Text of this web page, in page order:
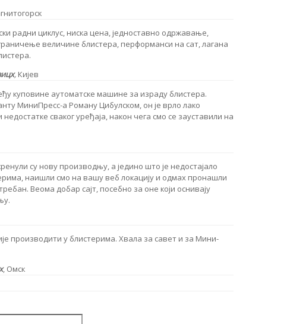
радни циклус, ниска цена, једноставно одржавање,
величине блистера, перформанси на сат, лагана
, Кијев
куповине аутоматске машине за израду блистера.
МиниПресс-а Роману Цибулском, он је врло лако
сваког уређаја, након чега смо се зауставили на
су нову производњу, а једино што је недостајало
наишли смо на вашу веб локацију и одмах пронашли
Веома добар сајт, посебно за оне који оснивају
производити у блистерима. Хвала за савет и за Мини-
, Омск